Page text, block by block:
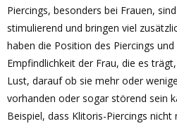
Piercings, besonders bei Frauen,
stimulierend und bringen viel
haben die Position des Piercings
Empfindlichkeit der Frau, die es
Lust, darauf ob sie mehr oder
vorhanden oder sogar störend sein
Beispiel, dass Klitoris-Piercings